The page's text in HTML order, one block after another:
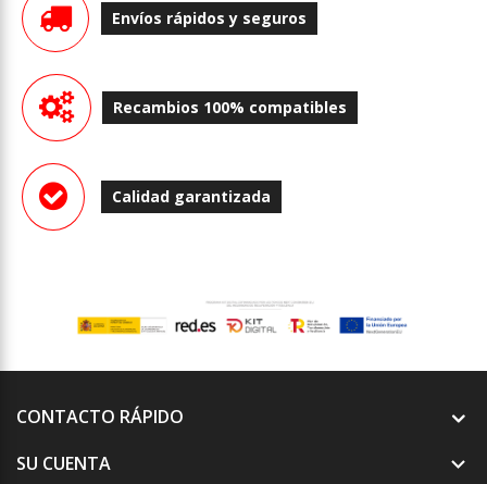
Envíos rápidos y seguros
Recambios 100% compatibles
Calidad garantizada
CONTACTO RÁPIDO
SU CUENTA
